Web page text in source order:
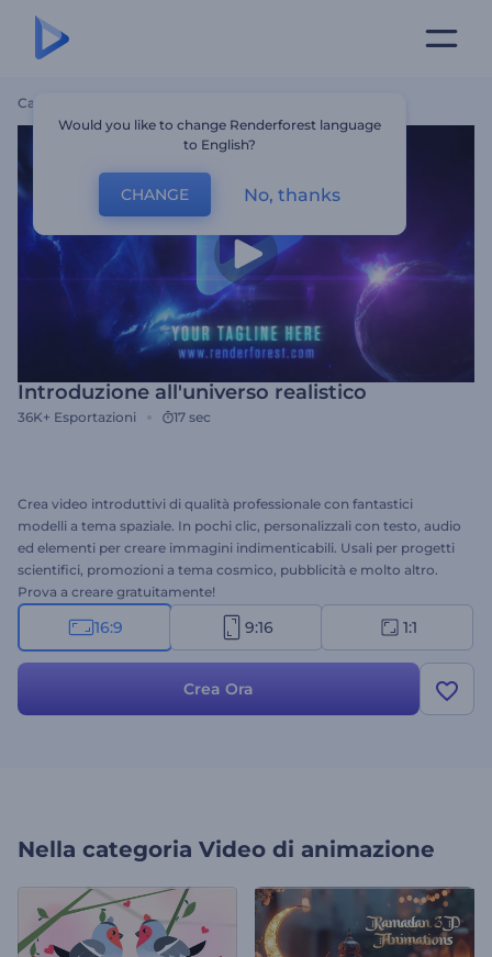
Casa
Introduzione all'universo realistico
36K+ Esportazioni 17 sec
Crea video introduttivi di qualità professionale con fantastici
modelli a tema spaziale. In pochi clic, personalizzali con testo, audio
ed elementi per creare immagini indimenticabili. Usali per progetti
scientifici, promozioni a tema cosmico, pubblicità e molto altro.
Prova a creare gratuitamente!
16:9 9:16 1:1
Crea Ora
Nella categoria Video di animazione
Would you like to change Renderforest language
to English?
CHANGE No, thanks